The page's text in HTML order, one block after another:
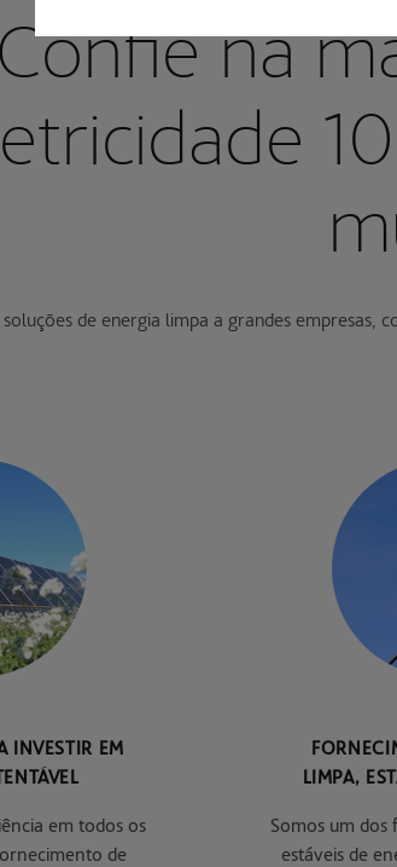
Confie na
de energia limpa a grandes empresas,
INVESTIR EM
em todos os
de
LIMPA,
Somos um dos
estáveis de